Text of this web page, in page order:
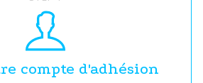
compte d'adhésion